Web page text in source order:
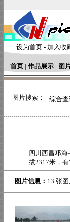
设为首页 - 加入收
首页 | 作品展示 | 图
图片搜索：
四川西昌邛
拔2317米，有
图片信息： 13 张